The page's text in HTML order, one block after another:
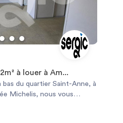
à louer à Am...
du quartier Saint-Anne, à
Michelis, nous vous
vous offrant un séjour
douches et des WC séparé.